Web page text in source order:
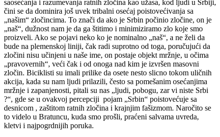
saosećanja i razumevanja ratnih zločina kao užasa, kod ljudi u Srbiji,
čini se da dominira još uvek tribalni osećaj poistovećivanja sa
„našim“ zločincima. To znači da ako je Srbin počinio zločine, on je
„naš“, dužnost nam je da ga štitimo i minimiziramo zlo koje smo
proizveli. Ako se pojavi neko ko je nominalno „naš“, a ne želi da
bude na plemenskoj liniji, čak radi suprotno od toga, poručujući da
zločini nisu učinjeni u naše ime, on postaje objekt mržnje, u očima
„pravovernih“, veći čak i od onoga nad kim je izvršen masovni
zločin. Biciklisti su imali prilike da osete nesto slicno tokom uličnih
akcija, kada su nam ljudi prilazili, često sa pomešanim osećanjima
mržnje i zapanjenosti, pitali su nas „ljudi, pobogu, zar vi niste Srbi
?“, gde se u ovakvoj percepciji pojam „Srbin“ poistovećuje sa
desnicom , zaštitom ratnih zločina i krajnjim fašizmom. Naročito se
to videlo u Bratuncu, kuda smo prošli, praćeni salvama uvreda,
kletvi i najpogrdnijih poruka.